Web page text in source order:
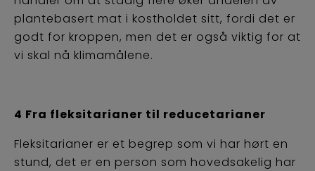
plantebasert mat i kostholdet sitt, fordi det er
godt for kroppen, men det er også viktig for at
vi skal nå klimamålene.
4 Fra fleksitarianer til reducetarianer
Fleksitarianer er et begrep som vi har hørt en
stund, det er en person som hovedsakelig har